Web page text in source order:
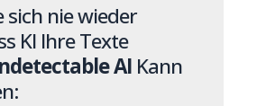
sich nie wieder
KI Ihre Texte
AI Kann